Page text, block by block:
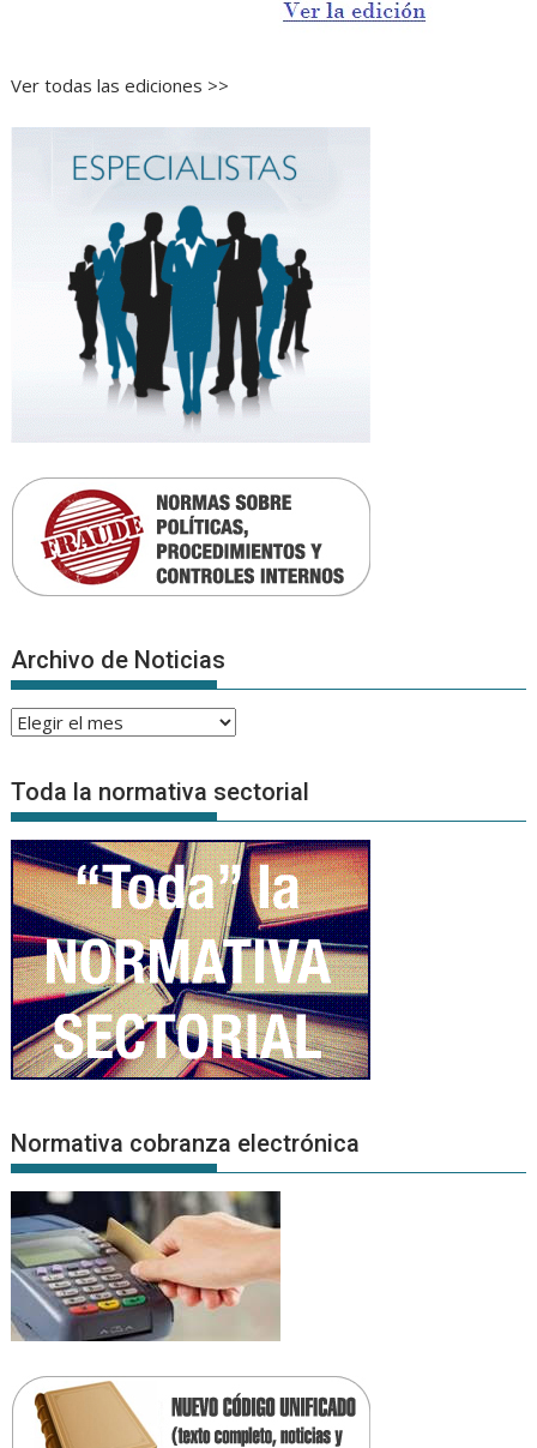
Ver todas las ediciones >>
Archivo de Noticias
Archivo
Noticias
Toda la normativa sectorial
Normativa cobranza electrónica